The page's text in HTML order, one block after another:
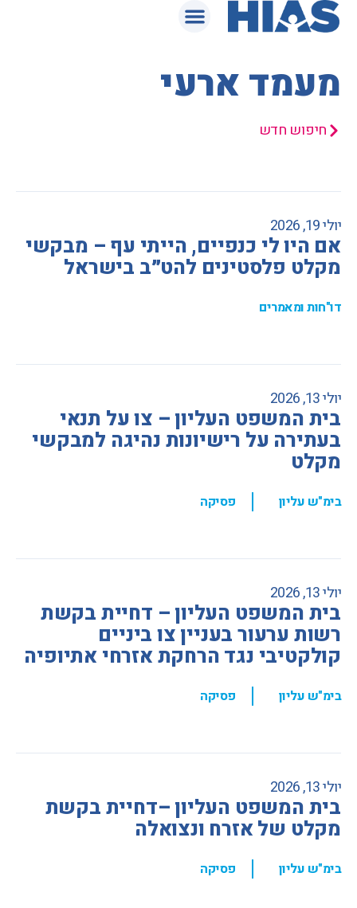
מעמד ארעי
חיפוש חדש
יולי 19, 2026
אם היו לי כנפיים, הייתי עף – מבקשי
מקלט פלסטינים להט״ב בישראל
דו"חות ומאמרים
יולי 13, 2026
בית המשפט העליון – צו על תנאי
בעתירה על רישיונות נהיגה למבקשי
מקלט
בימ"ש עליון , פסיקה
יולי 13, 2026
בית המשפט העליון – דחיית בקשת
רשות ערעור בעניין צו ביניים
קולקטיבי נגד הרחקת אזרחי אתיופיה
בימ"ש עליון , פסיקה
יולי 13, 2026
בית המשפט העליון –דחיית בקשת
מקלט של אזרח ונצואלה
בימ"ש עליון , פסיקה